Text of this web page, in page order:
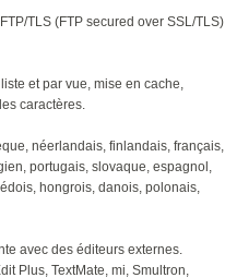
TLS (FTP secured over SSL/TLS)
et par vue, mise en cache,
caractères.
néerlandais, finlandais, français,
portugais, slovaque, espagnol,
hongrois, danois, polonais,
avec des éditeurs externes.
Plus, TextMate, mi, Smultron,